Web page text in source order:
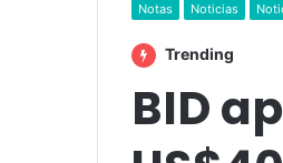
Notas Noticias
Trending
BID